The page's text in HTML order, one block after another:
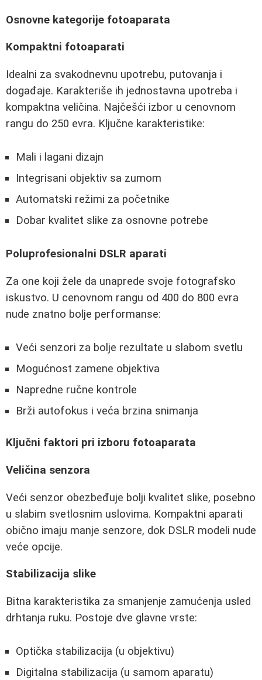
Osnovne kategorije fotoaparata
Kompaktni fotoaparati
Idealni za svakodnevnu upotrebu, putovanja i
događaje. Karakteriše ih jednostavna upotreba i
kompaktna veličina. Najčešći izbor u cenovnom
rangu do 250 evra. Ključne karakteristike:
Mali i lagani dizajn
Integrisani objektiv sa zumom
Automatski režimi za početnike
Dobar kvalitet slike za osnovne potrebe
Poluprofesionalni DSLR aparati
Za one koji žele da unaprede svoje fotografsko
iskustvo. U cenovnom rangu od 400 do 800 evra
nude znatno bolje performanse:
Veći senzori za bolje rezultate u slabom svetlu
Mogućnost zamene objektiva
Napredne ručne kontrole
Brži autofokus i veća brzina snimanja
Ključni faktori pri izboru fotoaparata
Veličina senzora
Veći senzor obezbeđuje bolji kvalitet slike, posebno
u slabim svetlosnim uslovima. Kompaktni aparati
obično imaju manje senzore, dok DSLR modeli nude
veće opcije.
Stabilizacija slike
Bitna karakteristika za smanjenje zamućenja usled
drhtanja ruku. Postoje dve glavne vrste:
Optička stabilizacija (u objektivu)
Digitalna stabilizacija (u samom aparatu)